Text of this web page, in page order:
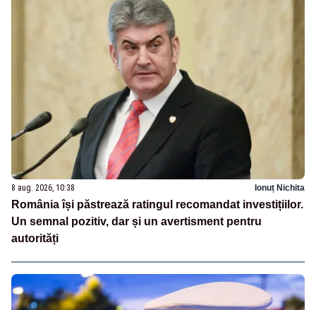
8 aug. 2026, 10:38 Ionuț Nichita
România își păstrează ratingul recomandat investițiilor.
Un semnal pozitiv, dar și un avertisment pentru
autorități